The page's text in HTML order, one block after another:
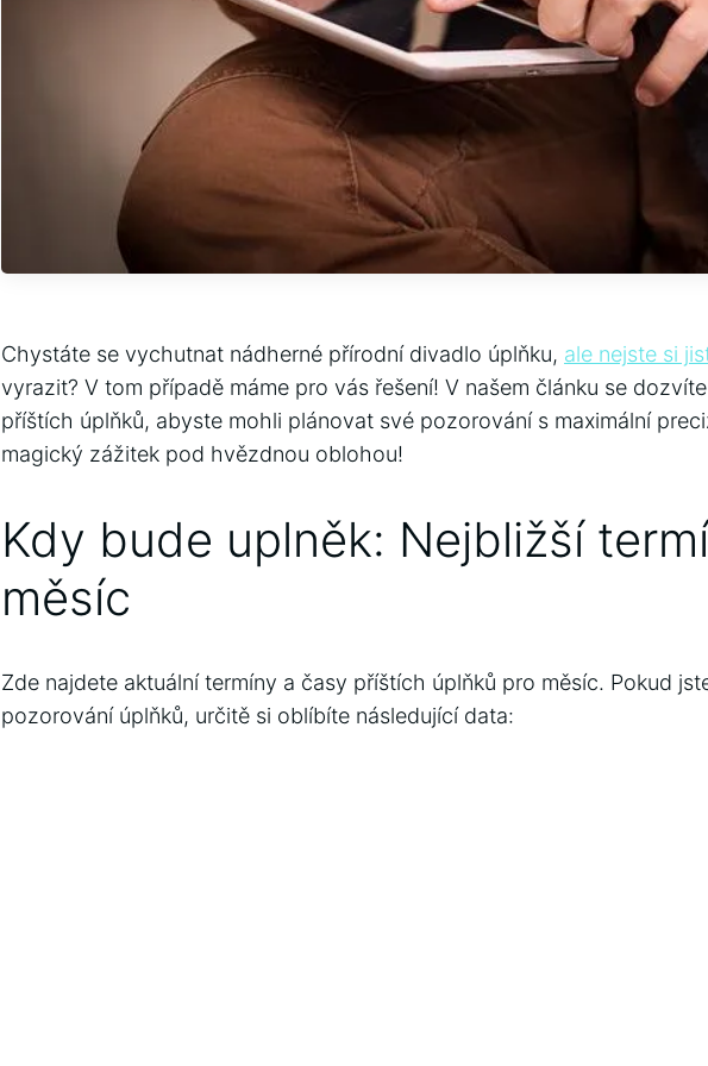
Chystáte se vychutnat ⁢nádherné‌ přírodní divadlo úplňku, ale nejste si
vyrazit? V ⁤tom případě máme pro​ vás řešení! V našem článku ⁢se
příštích úplňků, abyste mohli plánovat‌ své pozorování ⁢s maximální
magický zážitek ​pod hvězdnou oblohou!
Kdy bude uplněk: Nejbližší
měsíc
Zde najdete‍ aktuální termíny a ​časy ​příštích úplňků pro měsíc.‌ Pokud
⁤pozorování ⁤úplňků,⁤ určitě ⁢si ⁣oblíbíte ‍následující⁢ data: